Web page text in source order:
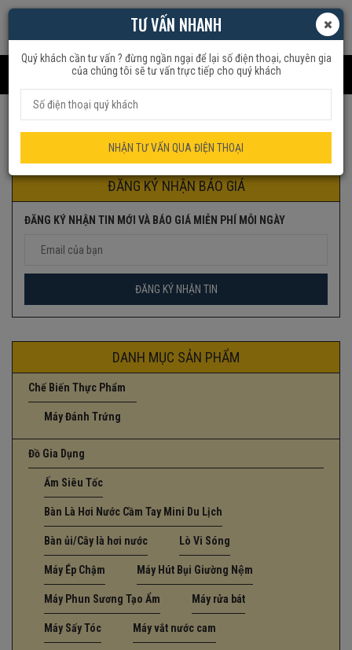
ĐĂNG KÝ NHẬN BÁO GIÁ
ĐĂNG KÝ NHẬN TIN MỚI VÀ BÁO GIÁ MIỄN PHÍ MỖI NGÀY
DANH MỤC SẢN PHẨM
Chế Biến Thực Phẩm
Máy Đánh Trứng
Đồ Gia Dụng
Ấm Siêu Tốc
Bàn Là Hơi Nước Cầm Tay Mini Du Lịch
Bàn ủi/Cây là hơi nước Lò Vi Sóng
Máy Ép Chậm Máy Hút Bụi Giường Nệm
Máy Phun Sương Tạo Ẩm Máy rửa bát
Máy Sấy Tóc Máy vắt nước cam
TƯ VẤN NHANH
Quý khách cần tư vấn ? đừng ngần ngại để lại số điện thoại, chuyên gia
của chúng tôi sẽ tư vấn trực tiếp cho quý khách
NHẬN TƯ VẤN QUA ĐIỆN THOẠI